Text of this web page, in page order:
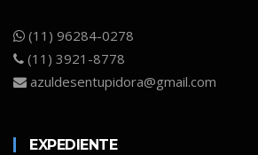
(11) 96284-0278
(11) 3921-8778
azuldesentupidora@gmail.com
EXPEDIENTE